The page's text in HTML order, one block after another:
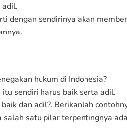
adil.
dengan sendirinya akan
hukum di Indonesia?
sendiri harus baik serta adil.
dan adil?. Berikanlah
salah satu pilar terpentingnya